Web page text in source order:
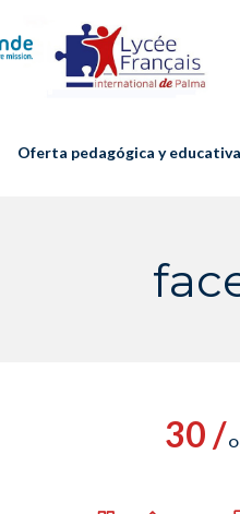
Oferta pedagógica y educativa
30 /